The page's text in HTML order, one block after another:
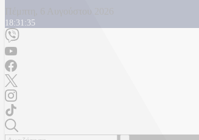
Πέμπτη, 6 Αυγούστου 2026
18:31:38